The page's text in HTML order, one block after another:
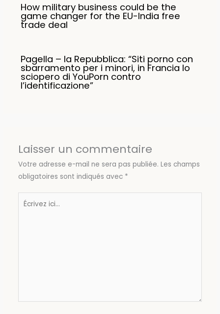
How military business could be the
game changer for the EU-India free
trade deal
Pagella – la Repubblica: “Siti porno con
sbarramento per i minori, in Francia lo
sciopero di YouPorn contro
l’identificazione”
Laisser un commentaire
Votre adresse e-mail ne sera pas publiée. Les champs
obligatoires sont indiqués avec *
Écrivez